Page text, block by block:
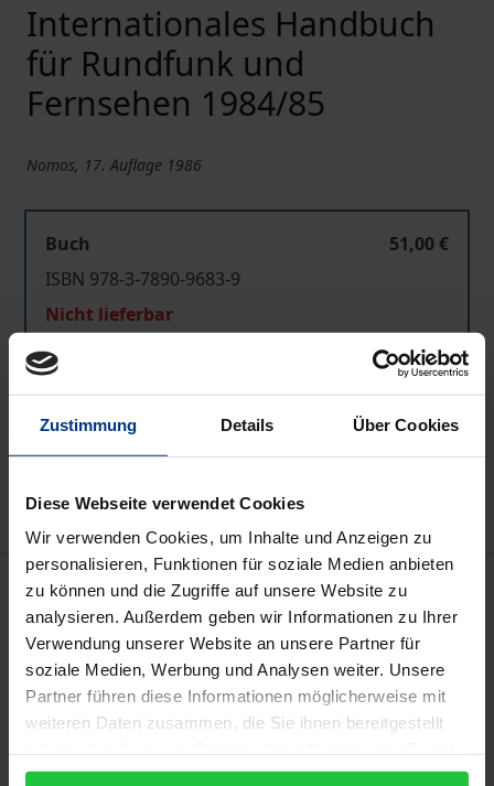
Zustimmung Details Über Cookies
Diese Webseite verwendet Cookies
Wir verwenden Cookies, um Inhalte und Anzeigen zu
personalisieren, Funktionen für soziale Medien anbieten
zu können und die Zugriffe auf unsere Website zu
analysieren. Außerdem geben wir Informationen zu Ihrer
Verwendung unserer Website an unsere Partner für
soziale Medien, Werbung und Analysen weiter. Unsere
Partner führen diese Informationen möglicherweise mit
weiteren Daten zusammen, die Sie ihnen bereitgestellt
gesammelt haben.
Internationales Handbuch
für Rundfunk und
Fernsehen 1984/85
Nomos, 17. Auflage 1986
Buch
51,00 €
ISBN 978-3-7890-9683-9
Nicht lieferbar
Bibliografische Angaben
Auflage
17
978-3-7890-9683-9